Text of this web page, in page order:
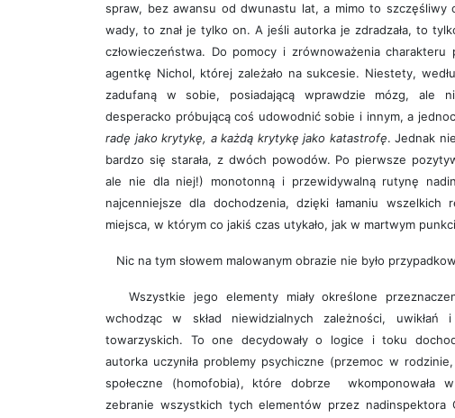
spraw, bez awansu od dwunastu lat, a mimo to szczęśliwy
wady, to znał je tylko on. A jeśli autorka je zdradzała, to
człowieczeństwa. Do pomocy i zrównoważenia charakteru
agentkę Nichol, której zależało na sukcesie. Niestety,
zadufaną w sobie, posiadającą wprawdzie mózg, ale
desperacko próbującą coś udowodnić sobie i innym, a
radę jako krytykę, a każdą krytykę jako katastrofę. Jednak
bardzo się starała, z dwóch powodów. Po pierwsze
ale nie dla niej!) monotonną i przewidywalną rutynę
najcenniejsze dla dochodzenia, dzięki łamaniu wszelkich
miejsca, w którym co jakiś czas utykało, jak w martwym
Nic na tym słowem malowanym obrazie nie było
Wszystkie jego elementy miały określone
wchodząc w skład niewidzialnych zależności,
towarzyskich. To one decydowały o logice i toku
autorka uczyniła problemy psychiczne (przemoc w
społeczne (homofobia), które dobrze wkomponowała
zebranie wszystkich tych elementów przez nadinspektora